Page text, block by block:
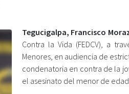
Tegucigalpa, Francisco
Contra la Vida (FEDCV), a
Menores, en audiencia de
condenatoria en contra de la
el asesinato del menor de